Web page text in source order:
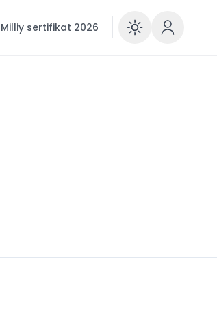
Milliy sertifikat 2026